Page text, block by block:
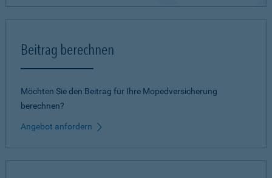
Beitrag berechnen
Möchten Sie den Beitrag für Ihre Mopedversicherung
berechnen?
Angebot anfordern